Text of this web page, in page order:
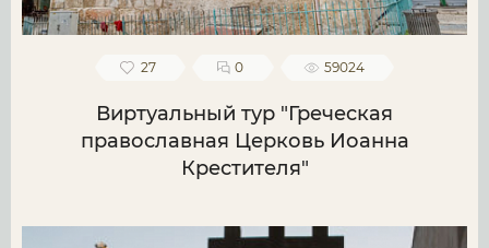
27 0 59024
Виртуальный тур "Греческая
православная Церковь Иоанна
Крестителя"